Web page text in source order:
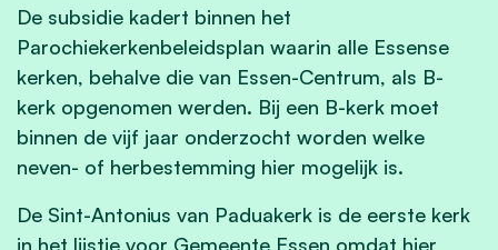
De subsidie kadert binnen het
Parochiekerkenbeleidsplan waarin alle Essense
kerken, behalve die van Essen-Centrum, als B-
kerk opgenomen werden. Bij een B-kerk moet
binnen de vijf jaar onderzocht worden welke
neven- of herbestemming hier mogelijk is.
De Sint-Antonius van Paduakerk is de eerste kerk
in het lijstje voor Gemeente Essen omdat hier